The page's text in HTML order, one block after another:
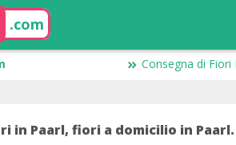
.com
Consegna di Fiori
in Paarl, fiori a domicilio in Paarl.